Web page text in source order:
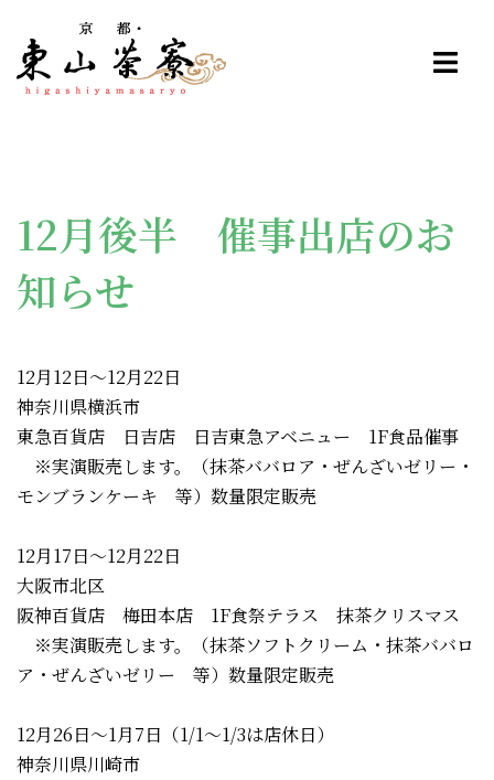
12月後半 催事出店のお
知らせ
12月12日～12月22日
神奈川県横浜市
東急百貨店 日吉店 日吉東急アベニュー 1F食品催事
※実演販売します。（抹茶ババロア・ぜんざいゼリー・
モンブランケーキ 等）数量限定販売
12月17日～12月22日
大阪市北区
阪神百貨店 梅田本店 1F食祭テラス 抹茶クリスマス
※実演販売します。（抹茶ソフトクリーム・抹茶ババロ
ア・ぜんざいゼリー 等）数量限定販売
12月26日～1月7日（1/1～1/3は店休日）
神奈川県川崎市